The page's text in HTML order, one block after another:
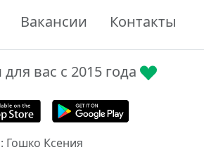
Вакансии Контакты
вас с 2015 года
Гошко Ксения